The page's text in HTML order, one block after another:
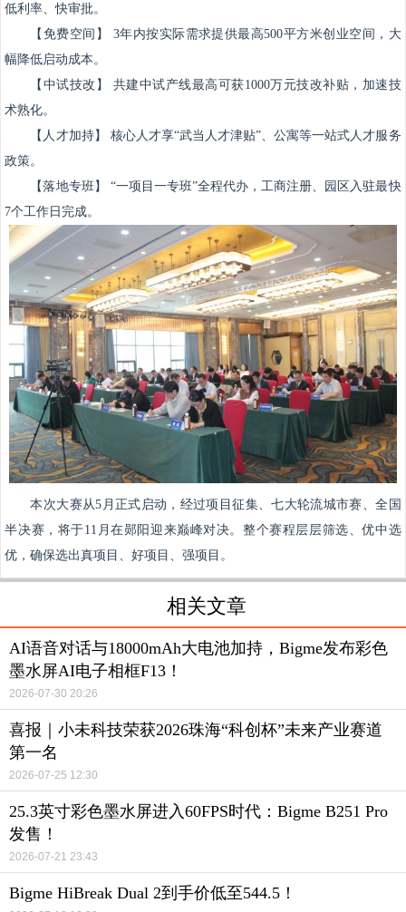
低利率、快审批。
【免费空间】 3年内按实际需求提供最高500平方米创业空间，大
幅降低启动成本。
【中试技改】 共建中试产线最高可获1000万元技改补贴，加速技
术熟化。
【人才加持】 核心人才享“武当人才津贴”、公寓等一站式人才服务
政策。
【落地专班】 “一项目一专班”全程代办，工商注册、园区入驻最快
7个工作日完成。
本次大赛从5月正式启动，经过项目征集、七大轮流城市赛、全国
半决赛，将于11月在郧阳迎来巅峰对决。整个赛程层层筛选、优中选
优，确保选出真项目、好项目、强项目。
相关文章
AI语音对话与18000mAh大电池加持，Bigme发布彩色
墨水屏AI电子相框F13！
2026-07-30 20:26
喜报｜小未科技荣获2026珠海“科创杯”未来产业赛道
第一名
2026-07-25 12:30
25.3英寸彩色墨水屏进入60FPS时代：Bigme B251 Pro
发售！
2026-07-21 23:43
Bigme HiBreak Dual 2到手价低至544.5！